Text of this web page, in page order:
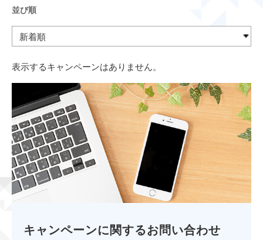
並び順
表示するキャンペーンはありません。
キャンペーンに関するお問い合わせ